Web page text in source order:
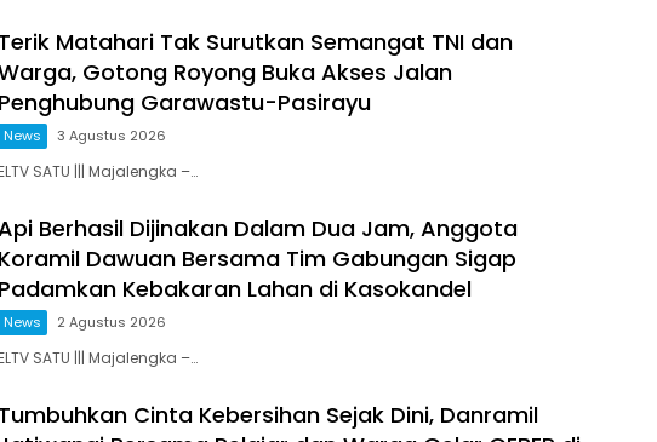
Terik Matahari Tak Surutkan Semangat TNI dan
Gotong Royong Buka Akses Jalan
Penghubung Garawastu-Pasirayu
News 3 Agustus 2026
SATU ||| Majalengka –…
Berhasil Dijinakan Dalam Dua Jam, Anggota
Koramil Dawuan Bersama Tim Gabungan Sigap
Padamkan Kebakaran Lahan di Kasokandel
News 2 Agustus 2026
SATU ||| Majalengka –…
Tumbuhkan Cinta Kebersihan Sejak Dini, Danramil